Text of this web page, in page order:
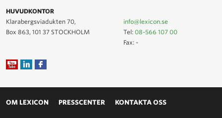
HUVUDKONTOR
Klarabergsviadukten 70,
Box 863, 101 37 STOCKHOLM
info@lexicon.se
Tel:08-566 107 00
Fax: -
OM LEXICON PRESSCENTER KONTAKTA OSS